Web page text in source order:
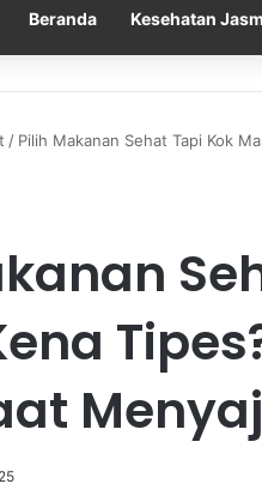
Beranda Kesehatan
/ Pilih Makanan Sehat Tapi Kok